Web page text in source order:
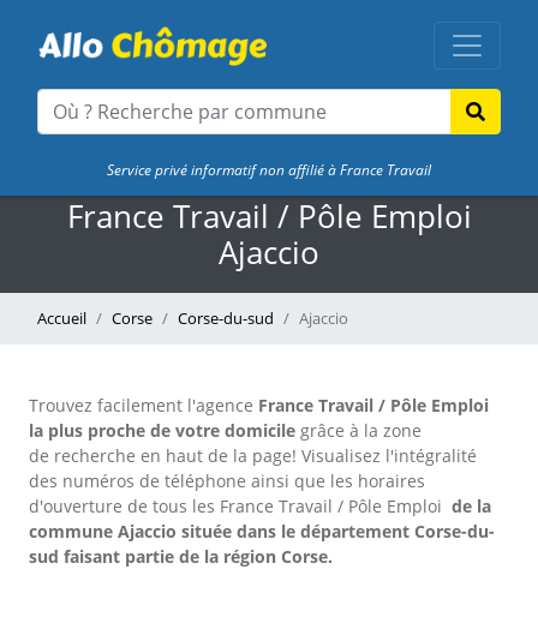
Service privé informatif non affilié à France Travail
France Travail / Pôle Emploi
Ajaccio
Accueil Corse Corse-du-sud Ajaccio
Trouvez facilement l'agence France Travail / Pôle Emploi
la plus proche de votre domicile grâce à la zone
de recherche en haut de la page! Visualisez l'intégralité
des numéros de téléphone ainsi que les horaires
d'ouverture de tous les France Travail / Pôle Emploi de la
commune Ajaccio située dans le département Corse-du-
sud faisant partie de la région Corse.